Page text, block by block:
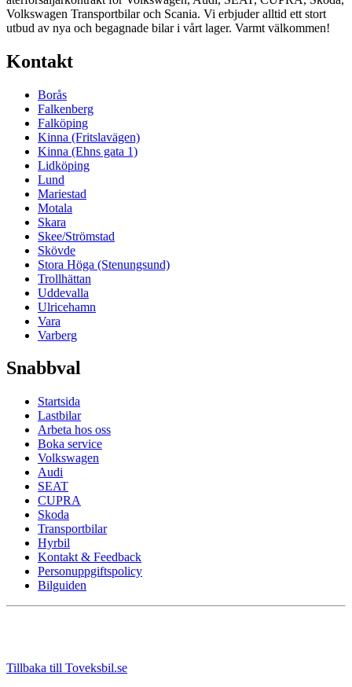
Volkswagen Transportbilar och Scania. Vi erbjuder alltid ett stort
utbud av nya och begagnade bilar i vårt lager. Varmt välkommen!
Kontakt
Borås
Falkenberg
Falköping
Kinna (Fritslavägen)
Kinna (Ehns gata 1)
Lidköping
Lund
Mariestad
Motala
Skara
Skee/Strömstad
Skövde
Stora Höga (Stenungsund)
Trollhättan
Uddevalla
Ulricehamn
Vara
Varberg
Snabbval
Startsida
Lastbilar
Arbeta hos oss
Boka service
Volkswagen
Audi
SEAT
CUPRA
Skoda
Transportbilar
Hyrbil
Kontakt & Feedback
Personuppgiftspolicy
Bilguiden
Tillbaka till Toveksbil.se